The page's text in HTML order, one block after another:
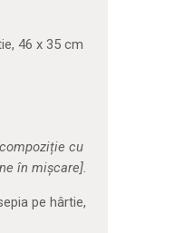
46 x 35 cm
cu
în mișcare].
pe hârtie,